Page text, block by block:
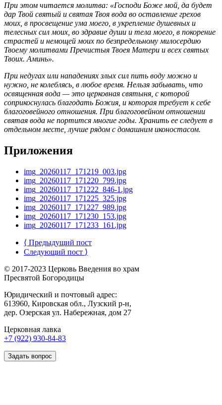
При этом читается молитва: «Господи Боже мой, да будет
дар Твой святый и святая Твоя вода во оставление грехов
моих, в просвещение ума моего, в укрепление душевных и
телесных сил моих, во здравие души и тела моего, в покорение
страстей и немощей моих по безпредельному милосердию
Твоему молитвами Пречистыя Твоея Матери и всех святых
Твоих. Аминь».
При недугах или нападениях злых сил пить воду можно и
нужно, не колеблясь, в любое время. Нельзя забывать, что
освященная вода — это церковная святыня, с которой
соприкоснулась благодать Божия, и которая требует к себе
благоговейного отношения. При благоговейном отношении
святая вода не портится многие годы. Хранить ее следует в
отдельном месте, лучше рядом с домашним иконостасом.
Приложения
img_20260117_171219_003.jpg
img_20260117_171220_799.jpg
img_20260117_171222_846-1.jpg
img_20260117_171225_325.jpg
img_20260117_171227_989.jpg
img_20260117_171230_153.jpg
img_20260117_171233_161.jpg
⟨ Предыдущий пост
Следующий пост ⟩
© 2017-2023 Церковь Введения во храм
Пресвятой Богородицы
Юридический и почтовый адрес:
613960, Кировская обл., Лузский р-н,
дер. Озерская ул. Набережная, дом 27
Церковная лавка
+7 (922) 930-84-83
Задать вопрос